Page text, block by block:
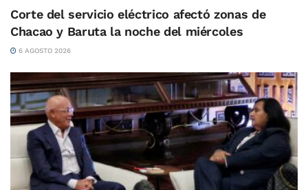
Corte del servicio eléctrico afectó zonas de
Chacao y Baruta la noche del miércoles
6 AGOSTO 2026